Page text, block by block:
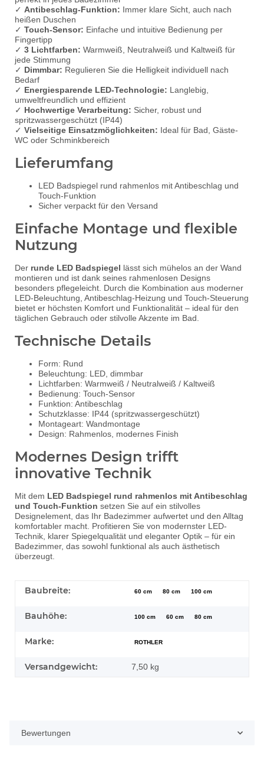
✓ Antibeschlag-Funktion: Immer klare Sicht, auch nach
heißen Duschen
✓ Touch-Sensor: Einfache und intuitive Bedienung per
Fingertipp
✓ 3 Lichtfarben: Warmweiß, Neutralweiß und Kaltweiß für
jede Stimmung
✓ Dimmbar: Regulieren Sie die Helligkeit individuell nach
Bedarf
✓ Energiesparende LED-Technologie: Langlebig,
umweltfreundlich und effizient
✓ Hochwertige Verarbeitung: Sicher, robust und
spritzwassergeschützt (IP44)
✓ Vielseitige Einsatzmöglichkeiten: Ideal für Bad, Gäste-
WC oder Schminkbereich
Lieferumfang
LED Badspiegel rund rahmenlos mit Antibeschlag und
Touch-Funktion
Sicher verpackt für den Versand
Einfache Montage und flexible
Nutzung
Der runde LED Badspiegel lässt sich mühelos an der Wand
montieren und ist dank seines rahmenlosen Designs
besonders pflegeleicht. Durch die Kombination aus moderner
LED-Beleuchtung, Antibeschlag-Heizung und Touch-Steuerung
bietet er höchsten Komfort und Funktionalität – ideal für den
täglichen Gebrauch oder stilvolle Akzente im Bad.
Technische Details
Form: Rund
Beleuchtung: LED, dimmbar
Lichtfarben: Warmweiß / Neutralweiß / Kaltweiß
Bedienung: Touch-Sensor
Funktion: Antibeschlag
Schutzklasse: IP44 (spritzwassergeschützt)
Montageart: Wandmontage
Design: Rahmenlos, modernes Finish
Modernes Design trifft
innovative Technik
Mit dem LED Badspiegel rund rahmenlos mit Antibeschlag
und Touch-Funktion setzen Sie auf ein stilvolles
Designelement, das Ihr Badezimmer aufwertet und den Alltag
komfortabler macht. Profitieren Sie von modernster LED-
Technik, klarer Spiegelqualität und eleganter Optik – für ein
Badezimmer, das sowohl funktional als auch ästhetisch
überzeugt.
Baubreite: 60 cm 80 cm 100 cm
Bauhöhe: 100 cm 60 cm 80 cm
Marke: ROTHLER
Versandgewicht: 7,50 kg
Bewertungen